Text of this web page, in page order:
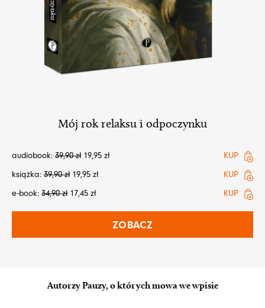
Mój rok relaksu i odpoczynku
audiobook: 39,90zł 19,95 zł
KUP
książka: 39,90zł 19,95 zł
KUP
e-book: 34,90zł 17,45 zł KUP
ZOBACZ
Autorzy Pauzy, o których mowa we wpisie